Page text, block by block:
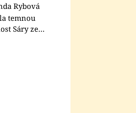
temnou
Sáry ze